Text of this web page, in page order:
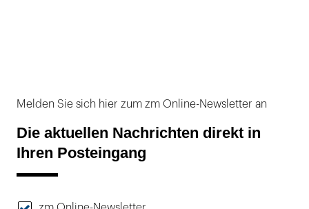
Melden Sie sich hier zum zm Online-Newsletter an
Die aktuellen Nachrichten direkt in
Ihren Posteingang